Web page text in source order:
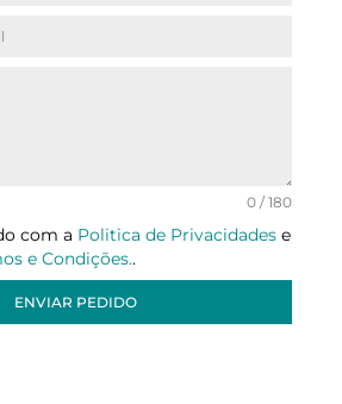
0 / 180
com a Politica de Privacidades e
e Condições..
ENVIAR PEDIDO